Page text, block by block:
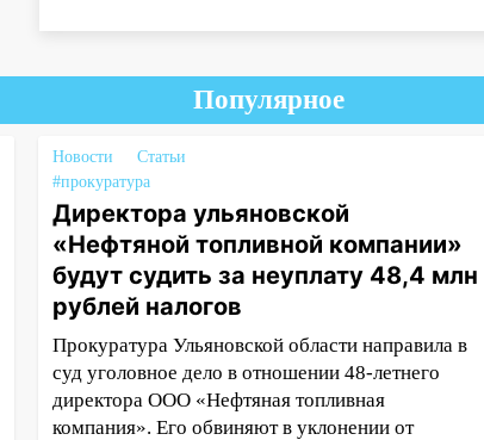
Популярное
Новости
Статьи
#прокуратура
Директора ульяновской
«Нефтяной топливной компании»
будут судить за неуплату 48,4 млн
рублей налогов
Прокуратура Ульяновской области направила в
суд уголовное дело в отношении 48-летнего
директора ООО «Нефтяная топливная
компания». Его обвиняют в уклонении от